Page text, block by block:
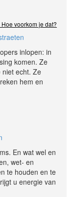
voorkom je dat?
inlopen: in
komen. Ze
niet echt. Ze
hem en
En wat wel en
wet- en
te houden en te
u energie van